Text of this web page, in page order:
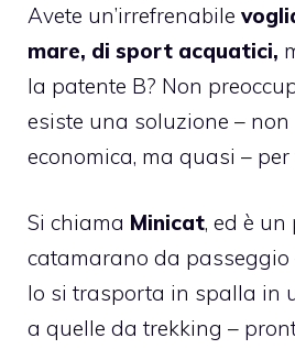
Avete un’irrefrenabile
mare, di sport acquatici,
la patente B? Non
esiste una soluzione –
economica, ma quasi – per
Si chiama Minicat, ed è un
catamarano da passeggio
lo si trasporta in spalla in
a quelle da trekking –